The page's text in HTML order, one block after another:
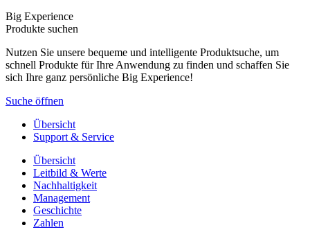
Big Experience
Produkte suchen
Nutzen Sie unsere bequeme und intelligente Produktsuche, um
schnell Produkte für Ihre Anwendung zu finden und schaffen Sie
sich Ihre ganz persönliche Big Experience!
Suche öffnen
Übersicht
Support & Service
Übersicht
Leitbild & Werte
Nachhaltigkeit
Management
Geschichte
Zahlen